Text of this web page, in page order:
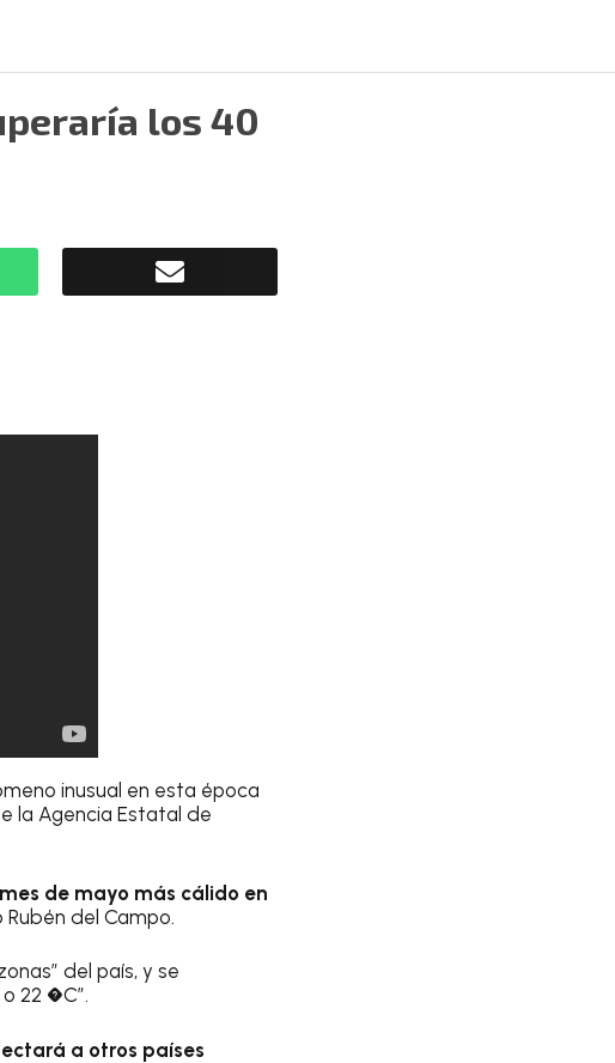
los 40
inusual en esta época
la Agencia Estatal de
de mayo más cálido en
del Campo.
del país, y se
22 �C”.
a otros países